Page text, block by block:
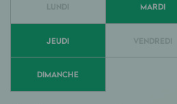
LUNDI MARDI
JEUDI VENDREDI
DIMANCHE